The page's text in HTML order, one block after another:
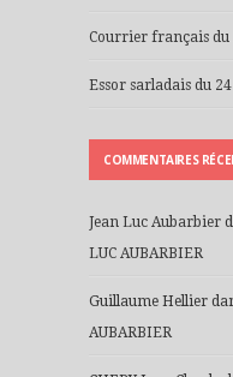
Courrier français du
Essor sarladais du
COMMENTAIRES
Jean Luc Aubarbier
LUC AUBARBIER
Guillaume Hellier
AUBARBIER